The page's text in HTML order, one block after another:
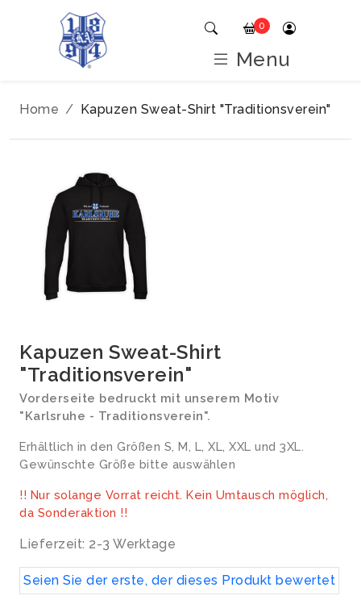
Home Kapuzen Sweat-Shirt "Traditionsverein"
Kapuzen Sweat-Shirt
"Traditionsverein"
Vorderseite bedruckt mit unserem Motiv
"Karlsruhe - Traditionsverein".
Erhältlich in den Größen S, M, L, XL, XXL und 3XL.
Gewünschte Größe bitte auswählen
!! Nur solange Vorrat reicht. Kein Umtausch möglich,
da Sonderaktion !!
Lieferzeit: 2-3 Werktage
Seien Sie der erste, der dieses Produkt bewertet
0
Menu